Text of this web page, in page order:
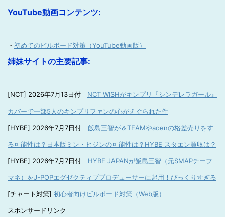
YouTube動画コンテンツ:
・ 初めてのビルボード対策（YouTube動画版）
姉妹サイトの主要記事:
[NCT] 2026年7月13日付 NCT WISHがキンプリ『シンデレラガール』
カバーで一部5人のキンプリファンの心がえぐられた件
[HYBE] 2026年7月7日付 飯島三智が＆TEAMやaoenの格差売りをす
る可能性は？日本版ミン・ヒジンの可能性は？HYBE スタエン買収は？
[HYBE] 2026年7月7日付 HYBE JAPANが飯島三智（元SMAPチーフ
マネ）をJ-POPエグゼクティブプロデューサーに起用！びっくりすぎる
[チャート対策] 初心者向けビルボード対策（Web版）
スポンサードリンク